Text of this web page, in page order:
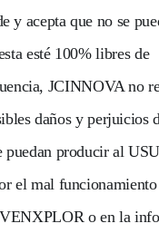
y acepta que no se
esté 100% libres de
JCINNOVA no
daños y perjuicios
puedan producir al
el mal funcionamiento
o en la